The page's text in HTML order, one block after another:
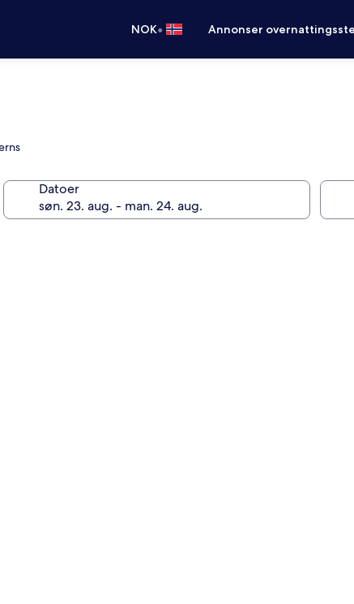
NOK• Annonser
Datoer